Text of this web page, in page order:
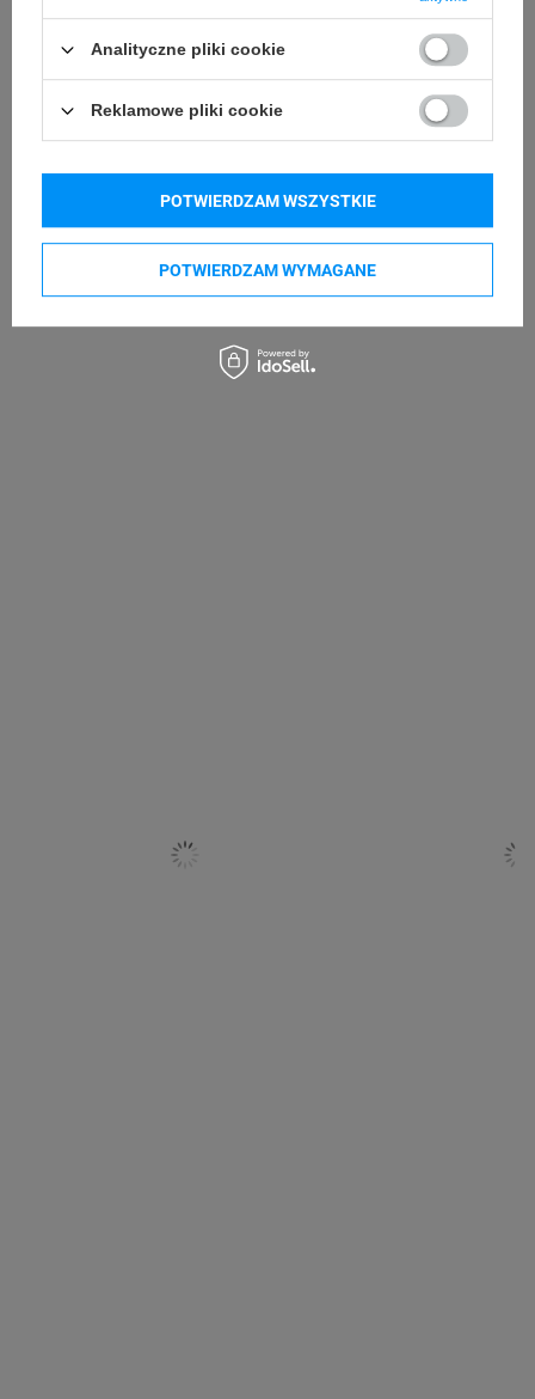
Analityczne pliki cookie
Reklamowe pliki cookie
POTWIERDZAM WYMAGANE
POTWIERDZAM WSZYSTKIE